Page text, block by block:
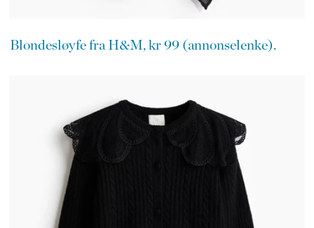
Blondesløyfe fra H&M, kr 99 (annonselenke).